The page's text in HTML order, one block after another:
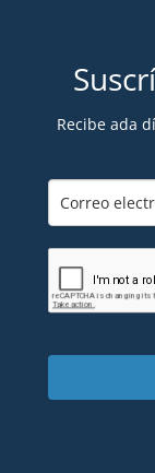
Recibe ada